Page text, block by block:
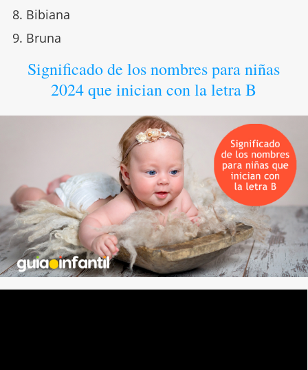
Bibiana
Bruna
Significado de los nombres para niñas
2024 que inician con la letra B